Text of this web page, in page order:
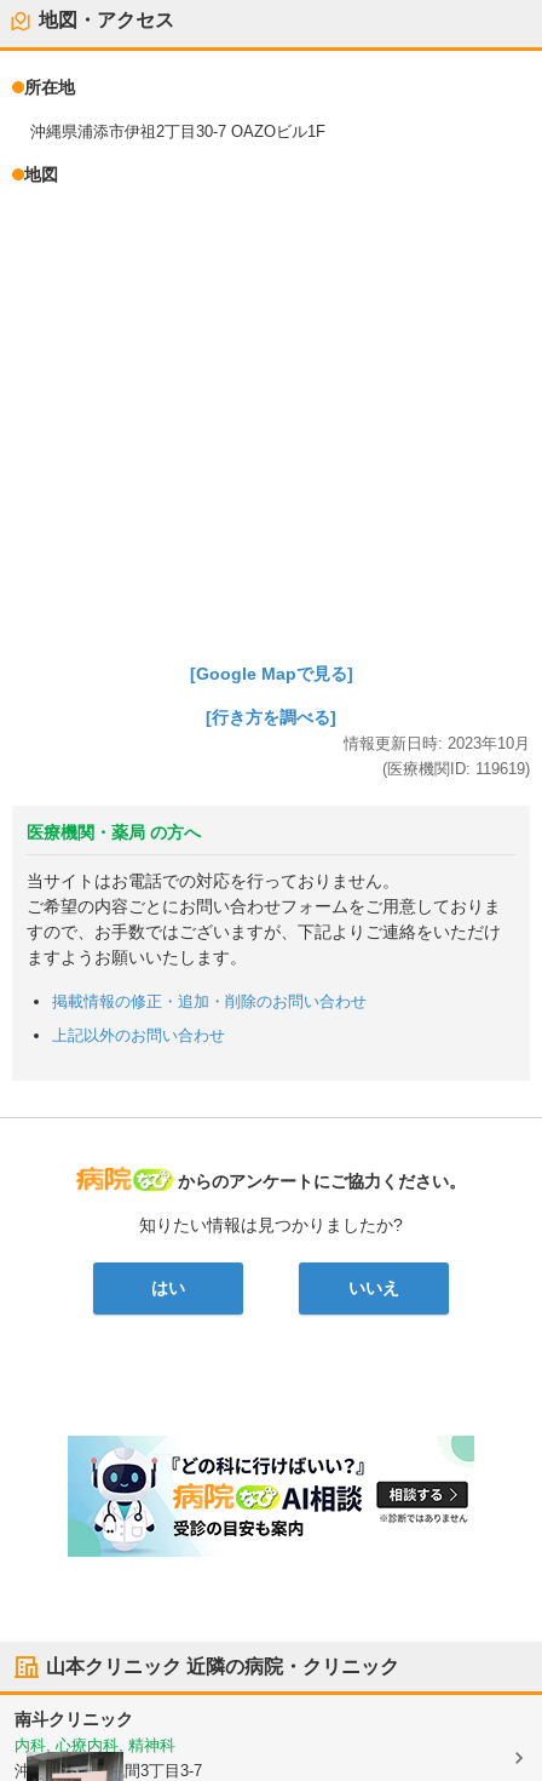
地図・アクセス
所在地
沖縄県浦添市伊祖2丁目30-7 OAZOビル1F
地図
[Google Mapで見る]
[行き方を調べる]
情報更新日時: 2023年10月
(医療機関ID: 119619)
医療機関・薬局 の方へ
当サイトはお電話での対応を行っておりません。
ご希望の内容ごとにお問い合わせフォームをご用意しておりま
すので、お手数ではございますが、下記よりご連絡をいただけ
ますようお願いいたします。
掲載情報の修正・追加・削除のお問い合わせ
上記以外のお問い合わせ
病院なび
からのアンケートにご協力ください。
知りたい情報は見つかりましたか?
はい いいえ
山本クリニック 近隣の病院・クリニック
南斗クリニック
内科, 心療内科, 精神科
沖縄県浦添市城間3丁目3-7